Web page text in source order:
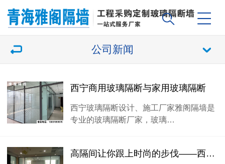
公司新闻
西宁商用玻璃隔断与家用玻璃隔断
西宁玻璃隔断设计、施工厂家雅阁隔墙是
专业的玻璃隔断厂家，玻璃…
高隔间让你跟上时尚的步伐——西宁办公室玻璃隔断